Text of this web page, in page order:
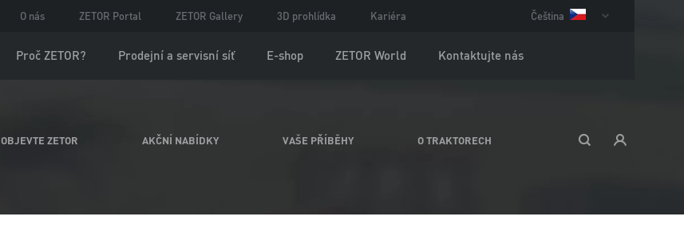
O nás ZETOR Portal ZETOR Gallery 3D prohlídka Kariéra Čeština
Proč ZETOR? Prodejní a servisní síť E-shop ZETOR World Kontaktujte nás
OBJEVTE ZETOR AKČNÍ NABÍDKY VAŠE PŘÍBĚHY O TRAKTORECH